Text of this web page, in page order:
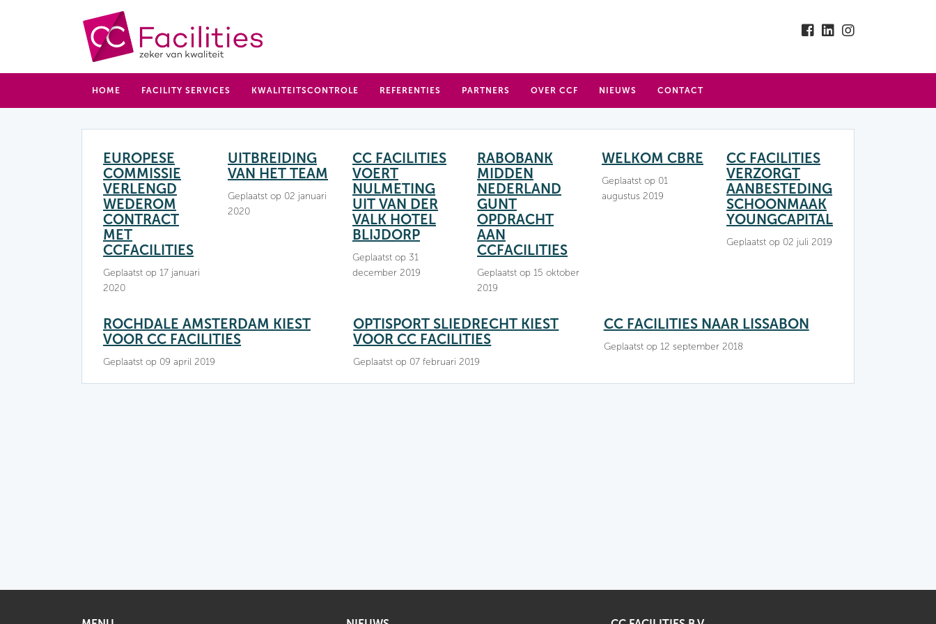
HOME FACILITY SERVICES KWALITEITSCONTROLE REFERENTIES PARTNERS OVER CCF NIEUWS CONTACT
EUROPESE
COMMISSIE
VERLENGD
WEDEROM
CONTRACT
MET
CCFACILITIES
Geplaatst op 17 januari
2020
UITBREIDING
VAN HET TEAM
Geplaatst op 02 januari
2020
CC FACILITIES
VOERT
NULMETING
UIT VAN DER
VALK HOTEL
BLIJDORP
Geplaatst op 31
december 2019
RABOBANK
MIDDEN
NEDERLAND
GUNT
OPDRACHT
AAN
CCFACILITIES
Geplaatst op 15 oktober
2019
WELKOM CBRE
Geplaatst op 01
augustus 2019
CC FACILITIES
VERZORGT
AANBESTEDING
SCHOONMAAK
YOUNGCAPITAL
Geplaatst op 02 juli 2019
ROCHDALE AMSTERDAM KIEST
VOOR CC FACILITIES
Geplaatst op 09 april 2019
OPTISPORT SLIEDRECHT KIEST
VOOR CC FACILITIES
Geplaatst op 07 februari 2019
CC FACILITIES NAAR LISSABON
Geplaatst op 12 september 2018